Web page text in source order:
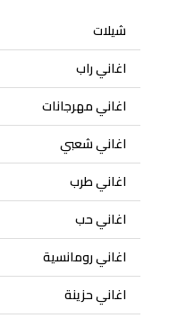
شيلات
اغاني راب
اغاني مهرجانات
اغاني شعبي
اغاني طرب
اغاني حب
اغاني رومانسية
اغاني حزينة